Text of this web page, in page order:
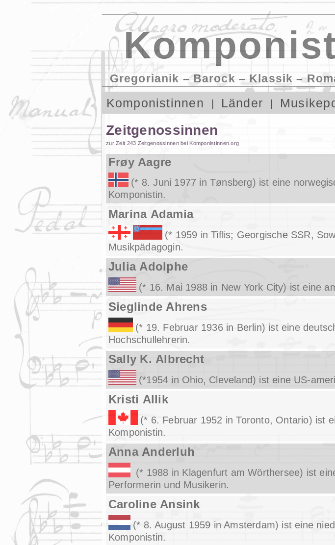
Gregorianik – Barock – Klassik –
Komponistinnen Länder
Zeitgenossinnen
zur Zeit 243 Zeitgenossinnen bei Komponistinnen.org
Frøy Aagre
(* 8. Juni 1977 in Tønsberg) ist eine
Komponistin.
Marina Adamia
(* 1959 in Tiflis; Georgische SSR,
Musikpädagogin.
Julia Adolphe
(* 16. Mai 1988 in New York City) ist eine
Sieglinde Ahrens
(* 19. Februar 1936 in Berlin) ist eine
Hochschullehrerin.
Sally K. Albrecht
(*1954 in Ohio, Cleveland) ist eine US-
Kristi Allik
(* 6. Februar 1952 in Toronto, Ontario) ist
Komponistin.
Anna Anderluh
(* 1988 in Klagenfurt am Wörthersee) ist
Performerin und Musikerin.
Caroline Ansink
(* 8. August 1959 in Amsterdam) ist eine
Komponistin.